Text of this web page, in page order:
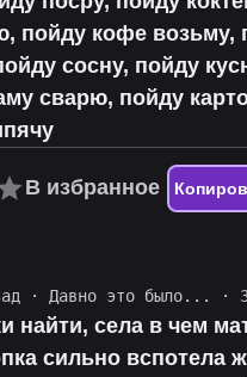
пойду кофе возьму,
сосну, пойду
сварю, пойду
В избранное
· Давно это было... ·
найти, села в чем
сильно вспотела